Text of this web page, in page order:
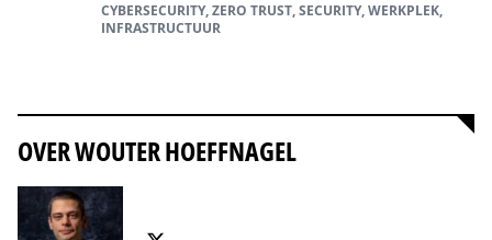
CYBERSECURITY, ZERO TRUST, SECURITY, WERKPLEK,
INFRASTRUCTUUR
OVER WOUTER HOEFFNAGEL